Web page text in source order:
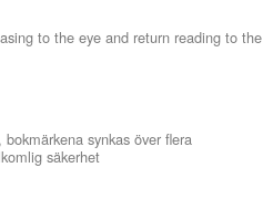
to the eye and return reading to the
synkas över flera
säkerhet